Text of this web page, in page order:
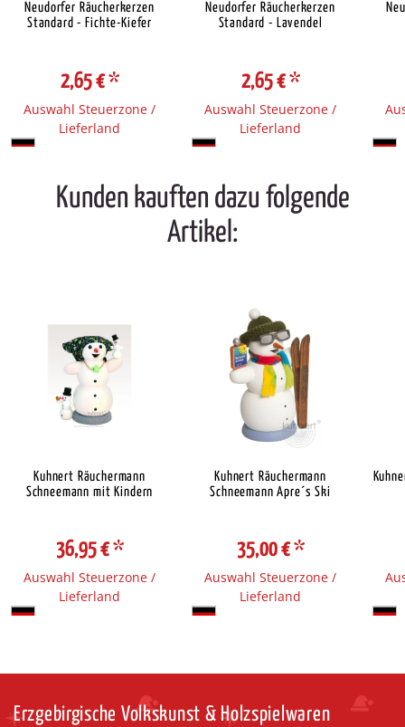
Neudorfer Räucherkerzen
Standard - Fichte-Kiefer
2,65 €*
Auswahl Steuerzone /
Lieferland
Neudorfer Räucherkerzen
Standard - Lavendel
2,65 €*
Auswahl Steuerzone /
Lieferland
Kunden kauften dazu folgende
Artikel:
Kuhnert Räuchermann
Schneemann mit Kindern
36,95 €*
Auswahl Steuerzone /
Lieferland
Kuhnert Räuchermann
Schneemann Apre´s Ski
35,00 €*
Auswahl Steuerzone /
Lieferland
Erzgebirgische Volkskunst & Holzspielwaren